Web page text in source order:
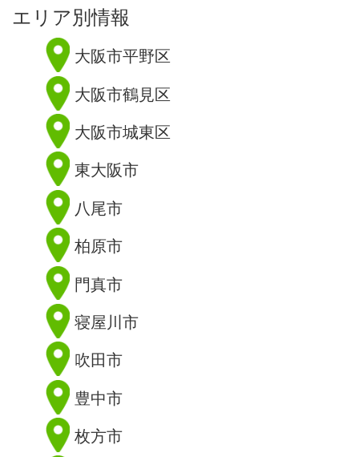
エリア別情報
大阪市平野区
大阪市鶴見区
大阪市城東区
東大阪市
八尾市
柏原市
門真市
寝屋川市
吹田市
豊中市
枚方市